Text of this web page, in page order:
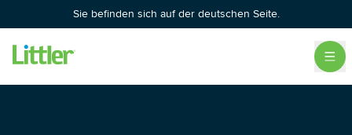
Sie befinden sich auf der deutschen Seite.